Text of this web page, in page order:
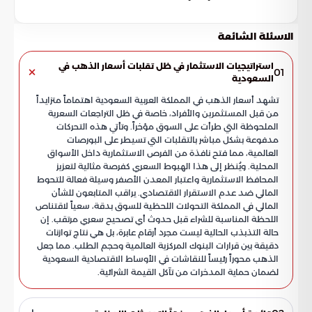
الاسئلة الشائعة
01استراتيجيات الاستثمار في ظل تقلبات أسعار الذهب في
السعودية
تشهد أسعار الذهب في المملكة العربية السعودية اهتماماً متزايداً
من قبل المستثمرين والأفراد، خاصة في ظل التراجعات السعرية
الملحوظة التي طرأت على السوق مؤخراً. وتأتي هذه التحركات
مدفوعة بشكل مباشر بالتقلبات التي تسيطر على البورصات
العالمية، مما فتح نافذة من الفرص الاستثمارية داخل الأسواق
المحلية. ويُنظر إلى هذا الهبوط السعري كفرصة مثالية لتعزيز
المحافظ الاستثمارية واعتبار المعدن الأصفر وسيلة فعالة للتحوط
المالي ضد عدم الاستقرار الاقتصادي. يراقب المتابعون للشأن
المالي في المملكة التحولات اللحظية للسوق بدقة، سعياً لاقتناص
اللحظة المناسبة للشراء قبل حدوث أي تصحيح سعري مرتقب. إن
حالة التذبذب الحالية ليست مجرد أرقام عابرة، بل هي نتاج توازنات
دقيقة بين قرارات البنوك المركزية العالمية وحجم الطلب. مما جعل
الذهب محوراً رئيساً للنقاشات في الأوساط الاقتصادية السعودية
لضمان حماية المدخرات من تآكل القيمة الشرائية.